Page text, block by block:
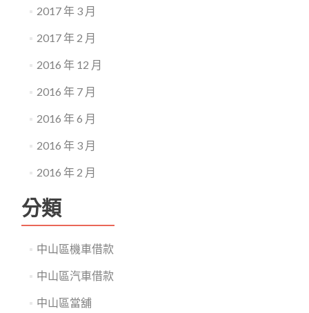
2017 年 3 月
2017 年 2 月
2016 年 12 月
2016 年 7 月
2016 年 6 月
2016 年 3 月
2016 年 2 月
分類
中山區機車借款
中山區汽車借款
中山區當舖